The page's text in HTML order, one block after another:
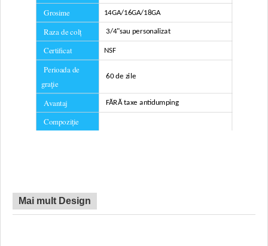
Grosime 14GA/16GA/18GA
Raza de colț 3/4"sau personalizat
Certificat NSF
Perioada de
graţie
60 de zile
Avantaj FĂRĂ taxe antidumping
Compoziție
Mai mult Design